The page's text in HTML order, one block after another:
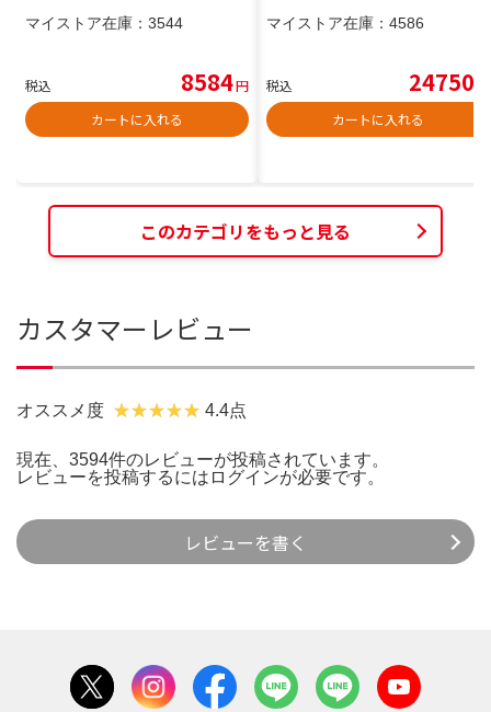
マイストア在庫： 3544
税込 8584円
カートに入れる
マイストア在庫： 4586
税込 24750
カートに入れる
このカテゴリをもっと見る
カスタマーレビュー
オススメ度 4.4点
現在、3594件のレビューが投稿されています。
レビューを投稿するには ログインが必要です。
レビューを書く